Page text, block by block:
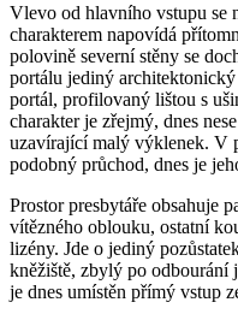
Vlevo od hlavního vstupu se
charakterem napovídá
polovině severní stěny se
portálu jediný
portál, profilovaný lištou s
charakter je zřejmý, dnes
uzavírající malý výklenek. V
podobný průchod, dnes je
Prostor presbytáře obsahuje
vítězného oblouku, ostatní
lizény. Jde o jediný
kněžiště, zbylý po odbourání
je dnes umístěn přímý vstup